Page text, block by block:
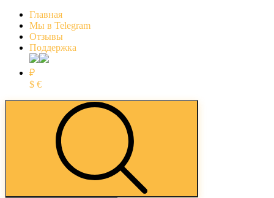
Главная
Мы в Telegram
Отзывы
Поддержка
₽
$ €